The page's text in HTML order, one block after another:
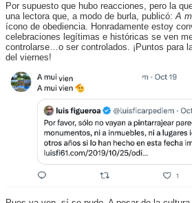
Por supuesto que hubo reacciones, pero la
una lectora que, a modo de burla, publicó:A
ícono de obediencia. Honradamente estoy
celebraciones legítimas e históricas se ven
controlarse…o ser controlados. ¡Puntos para
del viernes!